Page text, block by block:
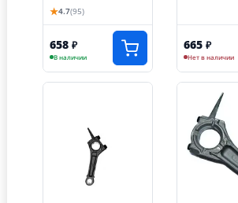
★4.7(95)
658 ₽
В наличии
665 ₽
Нет в наличии